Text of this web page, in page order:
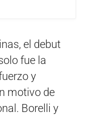
el debut
fue la
y
motivo de
Borelli y